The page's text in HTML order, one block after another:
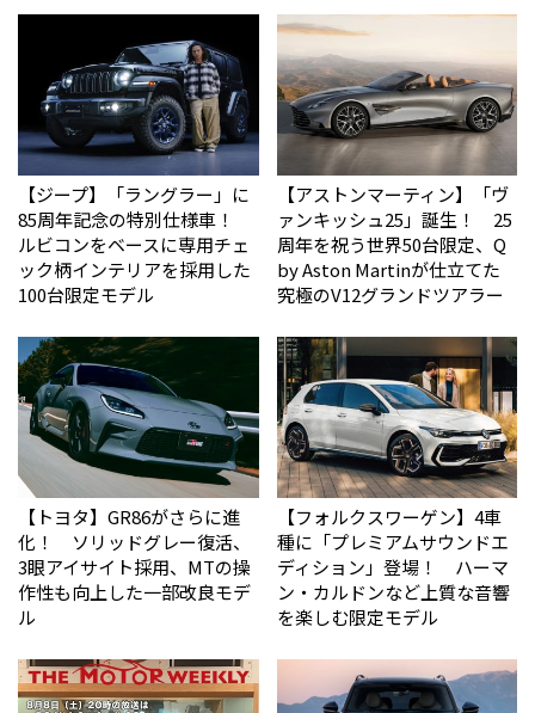
【ジープ】「ラングラー」に
85周年記念の特別仕様車！
ルビコンをベースに専用チェ
ック柄インテリアを採用した
100台限定モデル
【アストンマーティン】「ヴ
ァンキッシュ25」誕生！ 25
周年を祝う世界50台限定、Q
by Aston Martinが仕立てた
究極のV12グランドツアラー
【トヨタ】GR86がさらに進
化！ ソリッドグレー復活、
3眼アイサイト採用、MTの操
作性も向上した一部改良モデ
ル
【フォルクスワーゲン】4車
種に「プレミアムサウンドエ
ディション」登場！ ハーマ
ン・カルドンなど上質な音響
を楽しむ限定モデル